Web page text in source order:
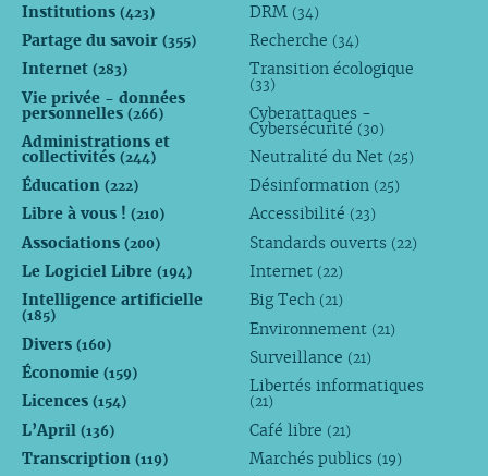
Institutions (423)
Partage du savoir (355)
Internet (283)
Vie privée - données
personnelles (266)
Administrations et
collectivités (244)
Éducation (222)
Libre à vous ! (210)
Associations (200)
Le Logiciel Libre (194)
Intelligence artificielle
(185)
Divers (160)
Économie (159)
Licences (154)
L’April (136)
Transcription (119)
DRM (34)
Recherche (34)
Transition écologique
(33)
Cyberattaques -
Cybersécurité (30)
Neutralité du Net (25)
Désinformation (25)
Accessibilité (23)
Standards ouverts (22)
Internet (22)
Big Tech (21)
Environnement (21)
Surveillance (21)
Libertés informatiques
(21)
Café libre (21)
Marchés publics (19)